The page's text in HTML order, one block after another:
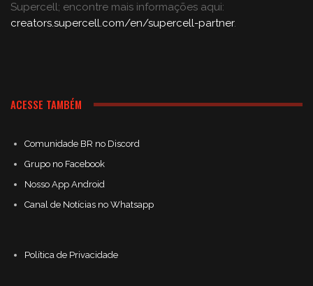
Supercell; encontre mais informações aqui:
creators.supercell.com/en/supercell-partner.
ACESSE TAMBÉM
Comunidade BR no Discord
Grupo no Facebook
Nosso App Android
Canal de Notícias no Whatsapp
Política de Privacidade